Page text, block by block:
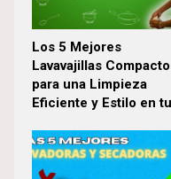
Los 5 Mejores
Lavavajillas
para una Limpieza
Eficiente y Estilo en